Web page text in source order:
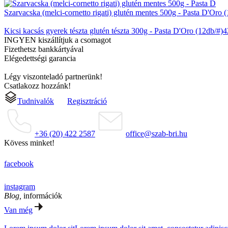
Szarvacska (melci-cornetto rigati) glutén mentes 500g - Pasta D'Oro
Kicsi kacsás gyerek tészta glutén tészta 300g - Pasta D'Oro (12db/#)
INGYEN kiszállítjuk a csomagot
Fizethetsz bankkártyával
Elégedettségi garancia
Légy viszonteladó partnerünk!
Csatlakozz hozzánk!
Tudnivalók
Regisztráció
+36 (20) 422 2587
office@szab-bri.hu
Kövess minket!
facebook
instagram
Blog, információk
Van még